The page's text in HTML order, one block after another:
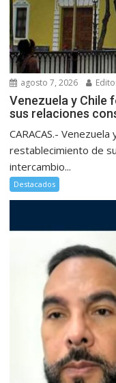
agosto 7, 2026
Venezuela y Chile
sus relaciones
CARACAS.-
restablecimiento de
intercambio...
Destacados